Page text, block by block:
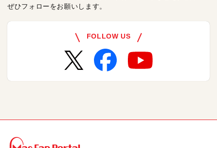
ぜひフォローをお願いします。
FOLLOW US